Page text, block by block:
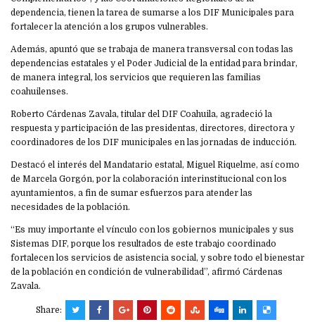
dependencia, tienen la tarea de sumarse a los DIF Municipales para
fortalecer la atención a los grupos vulnerables.
Además, apuntó que se trabaja de manera transversal con todas las
dependencias estatales y el Poder Judicial de la entidad para brindar,
de manera integral, los servicios que requieren las familias
coahuilenses.
Roberto Cárdenas Zavala, titular del DIF Coahuila, agradeció la
respuesta y participación de las presidentas, directores, directora y
coordinadores de los DIF municipales en las jornadas de inducción.
Destacó el interés del Mandatario estatal, Miguel Riquelme, así como
de Marcela Gorgón, por la colaboración interinstitucional con los
ayuntamientos, a fin de sumar esfuerzos para atender las
necesidades de la población.
“Es muy importante el vínculo con los gobiernos municipales y sus
Sistemas DIF, porque los resultados de este trabajo coordinado
fortalecen los servicios de asistencia social, y sobre todo el bienestar
de la población en condición de vulnerabilidad”, afirmó Cárdenas
Zavala.
Share: